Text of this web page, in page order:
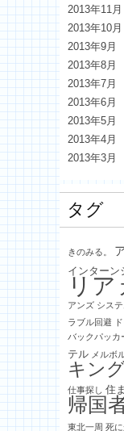
2013年11月
2013年10月
2013年9月
2013年8月
2013年7月
2013年6月
2013年5月
2013年4月
2013年3月
タグ
きのみる。
インターン
リア
アンズ シス
ラブル回避
バックパッカ
テル メルボ
キン
仕事探し 住
帰国
東北一周 死